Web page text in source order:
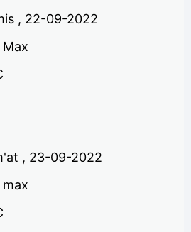
, 22-09-2022
, 23-09-2022